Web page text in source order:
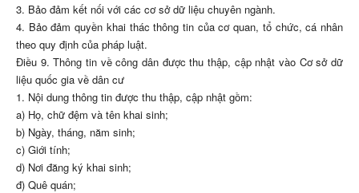
3. Bảo đảm kết nối với các cơ sở dữ liệu chuyên ngành.
4. Bảo đảm quyền khai thác thông tin của cơ quan, tổ chức, cá nhân
theo quy định của pháp luật.
Điều 9. Thông tin về công dân được thu thập, cập nhật vào Cơ sở dữ
liệu quốc gia về dân cư
1. Nội dung thông tin được thu thập, cập nhật gồm:
a) Họ, chữ đệm và tên khai sinh;
b) Ngày, tháng, năm sinh;
c) Giới tính;
d) Nơi đăng ký khai sinh;
đ) Quê quán;